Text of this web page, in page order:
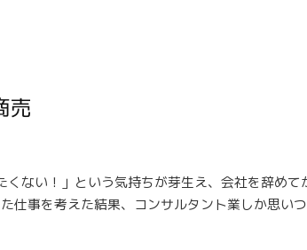
売
くない！」という気持ちが芽生え、会社を辞めて
仕事を考えた結果、コンサルタント業しか思い